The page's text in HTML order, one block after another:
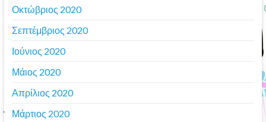
Οκτώβριος 2020
Σεπτέμβριος 2020
Ιούνιος 2020
Μάιος 2020
Απρίλιος 2020
Μάρτιος 2020